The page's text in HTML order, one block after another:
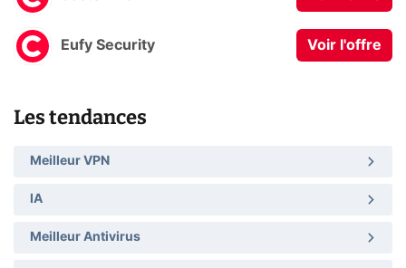
Eufy Security Voir l'offre
Les tendances
Meilleur VPN
IA
Meilleur Antivirus